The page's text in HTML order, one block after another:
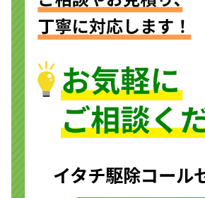
イタチ駆除コール